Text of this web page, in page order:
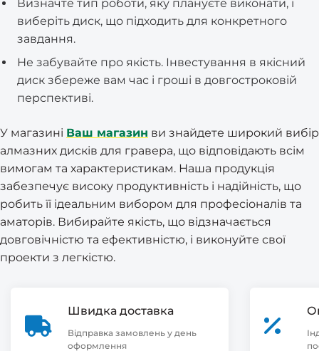
Визначте тип роботи, яку плануєте виконати, і
виберіть диск, що підходить для конкретного
завдання.
Не забувайте про якість. Інвестування в якісний
диск збереже вам час і гроші в довгостроковій
перспективі.
У магазині Ваш магазин ви знайдете широкий вибір
алмазних дисків для гравера, що відповідають всім
вимогам та характеристикам. Наша продукція
забезпечує високу продуктивність і надійність, що
робить її ідеальним вибором для професіоналів та
аматорів. Вибирайте якість, що відзначається
довговічністю та ефективністю, і виконуйте свої
проекти з легкістю.
Швидка доставка
Відправка замовлень у день
оформлення